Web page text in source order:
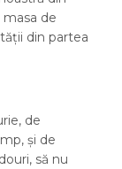
de
din partea
de
și de
să nu